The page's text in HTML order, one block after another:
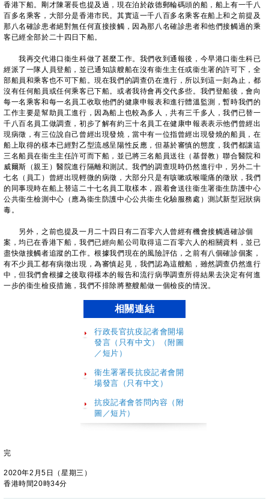
香港下船。剛才陳署長也提及過，現在泊於啟德郵輪碼頭的船，船上有一千八
百多名乘客，大部分是香港市民。其實這一千八百多名乘客在船上和之前提及
那八名確診患者絕對無任何直接接觸，因為那八名確診患者和他們接觸過的乘
客已經全部於二十四日下船。
我再交代港口衞生科做了甚麼工作。我們收到通報後，今早港口衞生科已
經派了一隊人員登船，並已通知該艘船在沒有衞生主任或衞生署的許可下，全
部船員和乘客也不可下船。現在我們的調查仍在進行，所以到這一刻為止，都
沒有任何船員或任何乘客已下船。或者我待會再交代多些。我們登船後，會向
每一名乘客和每一名員工收取他們的健康申報表和進行體溫監測，暫時我們的
工作主要是幫助員工進行，因為船上也較為多人，共有三千多人，我們已替一
千八百名員工做調查，初步了解有約三十名員工在健康申報表表示他們曾經出
現病徵，有三位說自己曾經出現發燒，當中有一位指曾經出現發燒的船員，在
船上取得的樣本已經對乙型流感呈陽性反應，但基於審慎的態度，我們都讓這
三名船員在衞生主任許可而下船，並已將三名船員送往（基督教）聯合醫院和
威爾斯（親王）醫院進行隔離和測試。我們的調查現時仍然進行中，另外二十
七名（員工）曾經出現輕微的病徵，大部分只是有咳嗽或喉嚨痛的徵狀，我們
的同事現時在船上替這二十七名員工取樣本，跟着會送往衞生署衞生防護中心
公共衞生檢測中心（應為衞生防護中心公共衞生化驗服務處）測試新型冠狀病
毒。
另外，之前也提及一月二十四日有二百零六人曾經有機會接觸過確診個
案，均已在香港下船，我們已經向船公司取得這二百零六人的相關資料，並已
盡快做接觸者追蹤的工作。根據我們現在的風險評估，之前有八個確診個案，
有不少員工都有病徵出現，為審慎起見，我們認為這艘船，雖然調查仍然進行
中，但我們會根據之後取得樣本的報告和流行病學調查所得結果去決定有何進
一步的衞生檢疫措施，我們不排除將整艘船做一個檢疫的情況。
相關連結
行政長官抗疫記者會開場
發言（只有中文）（附圖
／短片）
衞生署署長抗疫記者會開
場發言（只有中文）
抗疫記者會答問內容 （附
圖／短片）
完
2020年2月5日（星期三）
香港時間20時34分